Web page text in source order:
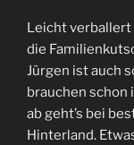
Leicht verballert
die
Jürgen ist auch
brauchen schon
ab geht’s bei
Hinterland.